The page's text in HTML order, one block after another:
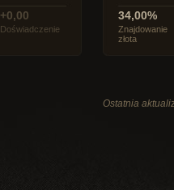
+0,00
Doświadczenie
34,00%
Znajdowanie
złota
Ostatnia